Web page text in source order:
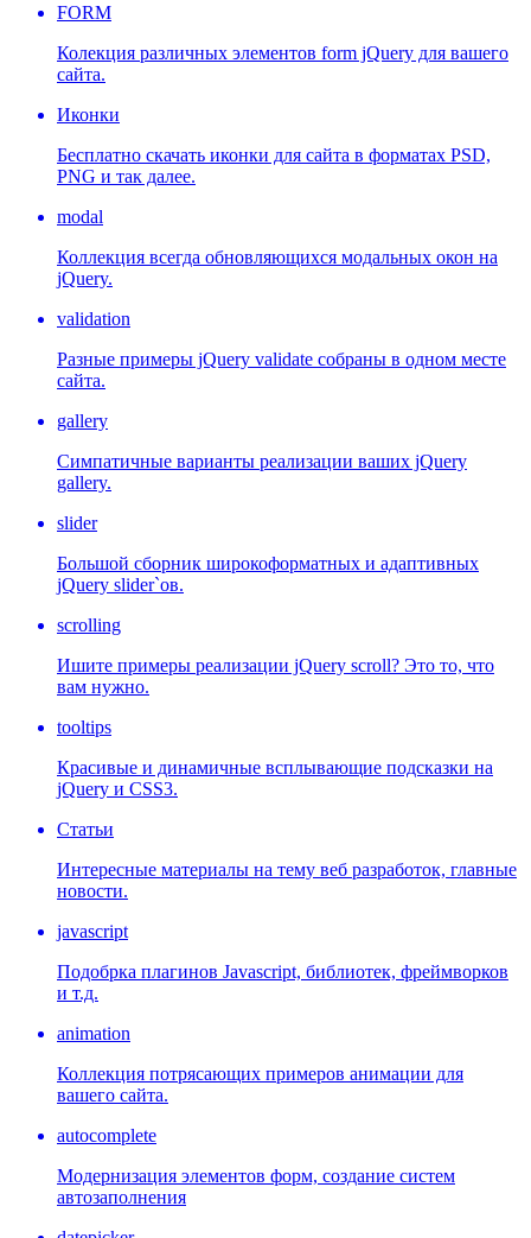
FORM
Колекция различных элементов form jQuery для вашего
сайта.
Иконки
Бесплатно скачать иконки для сайта в форматах PSD,
PNG и так далее.
modal
Коллекция всегда обновляющихся модальных окон на
jQuery.
validation
Разные примеры jQuery validate собраны в одном месте
сайта.
gallery
Симпатичные варианты реализации ваших jQuery
gallery.
slider
Большой сборник широкоформатных и адаптивных
jQuery slider`ов.
scrolling
Ишите примеры реализации jQuery scroll? Это то, что
вам нужно.
tooltips
Красивые и динамичные всплывающие подсказки на
jQuery и CSS3.
Статьи
Интересные материалы на тему веб разработок, главные
новости.
javascript
Подобрка плагинов Javascript, библиотек, фреймворков
и т.д.
animation
Коллекция потрясающих примеров анимации для
вашего сайта.
autocomplete
Модернизация элементов форм, создание систем
автозаполнения